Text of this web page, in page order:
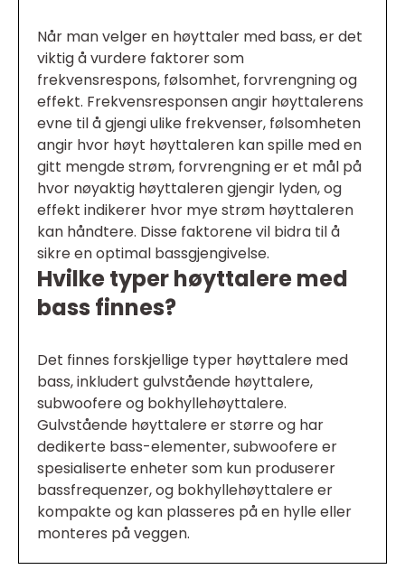
Når man velger en høyttaler med bass, er det
viktig å vurdere faktorer som
frekvensrespons, følsomhet, forvrengning og
effekt. Frekvensresponsen angir høyttalerens
evne til å gjengi ulike frekvenser, følsomheten
angir hvor høyt høyttaleren kan spille med en
gitt mengde strøm, forvrengning er et mål på
hvor nøyaktig høyttaleren gjengir lyden, og
effekt indikerer hvor mye strøm høyttaleren
kan håndtere. Disse faktorene vil bidra til å
sikre en optimal bassgjengivelse.
Hvilke typer høyttalere med
bass finnes?
Det finnes forskjellige typer høyttalere med
bass, inkludert gulvstående høyttalere,
subwoofere og bokhyllehøyttalere.
Gulvstående høyttalere er større og har
dedikerte bass-elementer, subwoofere er
spesialiserte enheter som kun produserer
bassfrequenzer, og bokhyllehøyttalere er
kompakte og kan plasseres på en hylle eller
monteres på veggen.